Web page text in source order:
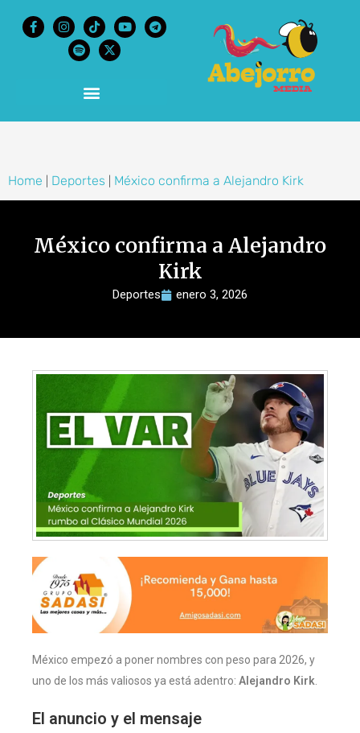
Home Deportes México confirma a Alejandro Kirk
México confirma a Alejandro
Kirk
Deportes enero 3, 2026
México empezó a poner nombres con peso para 2026, y
uno de los más valiosos ya está adentro: Alejandro Kirk
El anuncio y el mensaje